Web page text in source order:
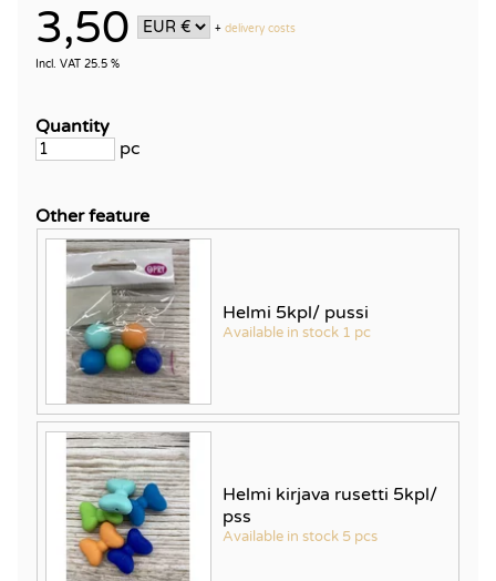
3,50 +delivery costs
Incl. VAT 25.5 %
Quantity
pc
Other feature
Helmi 5kpl/ pussi
Available in stock 1 pc
Helmi kirjava rusetti 5kpl/
pss
Available in stock 5 pcs